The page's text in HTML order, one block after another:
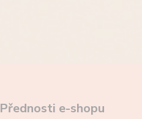
Přednosti e-shopu